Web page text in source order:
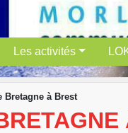
Les activités
Bretagne à Brest